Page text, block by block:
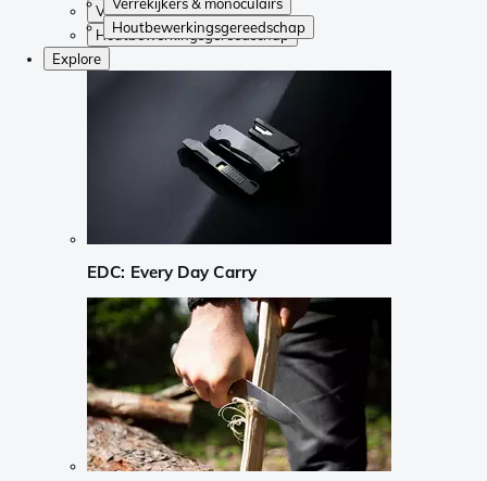
Houtbewerkingsgereedschap
Verrekijkers & monoculairs
Houtbewerkingsgereedschap
Explore
EDC: Every Day Carry